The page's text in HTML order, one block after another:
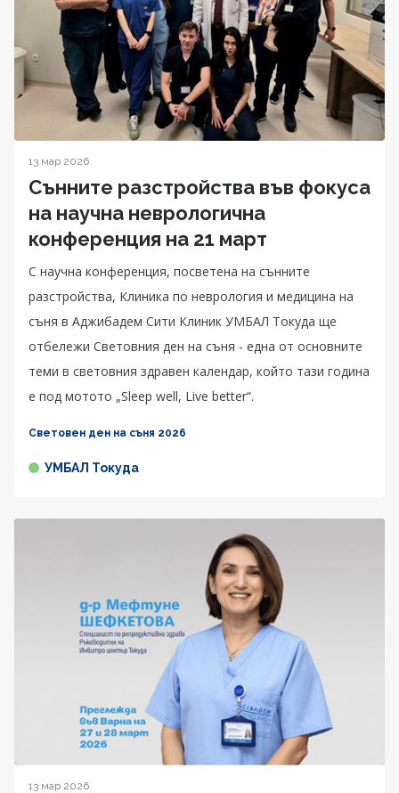
13 мар 2026
Сънните разстройства във фокуса
на научна неврологична
конференция на 21 март
С научна конференция, посветена на сънните
разстройства, Клиника по неврология и медицина на
съня в Аджибадем Сити Клиник УМБАЛ Токуда ще
отбележи Световния ден на съня - една от основните
теми в световния здравен календар, който тази година
е под мотото „Sleep well, Live better“.
Световен ден на съня 2026
УМБАЛ Токуда
13 мар 2026